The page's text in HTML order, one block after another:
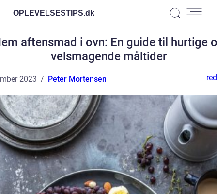
OPLEVELSESTIPS.dk
aftensmad i ovn: En guide til hurtige
velsmagende måltider
2023 Peter Mortensen